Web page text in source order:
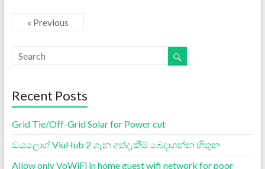
« Previous
Recent Posts
Grid Tie/Off-Grid Solar for Power cut
ඩයලොග් ViuHub 2 ගැන අත්දැකීම් බෙදාගන්න හිතුන
Allow only VoWiFi in home guest wifi network for poor